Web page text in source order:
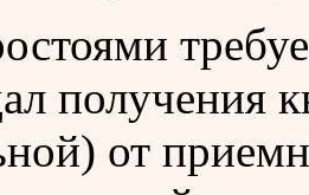
получения
от